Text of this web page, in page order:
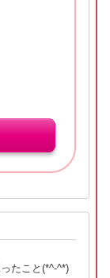
たこと(*^-^*)